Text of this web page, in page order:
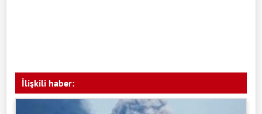
İlişkili haber: